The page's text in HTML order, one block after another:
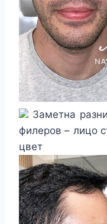
Заметна
филеров – лицо